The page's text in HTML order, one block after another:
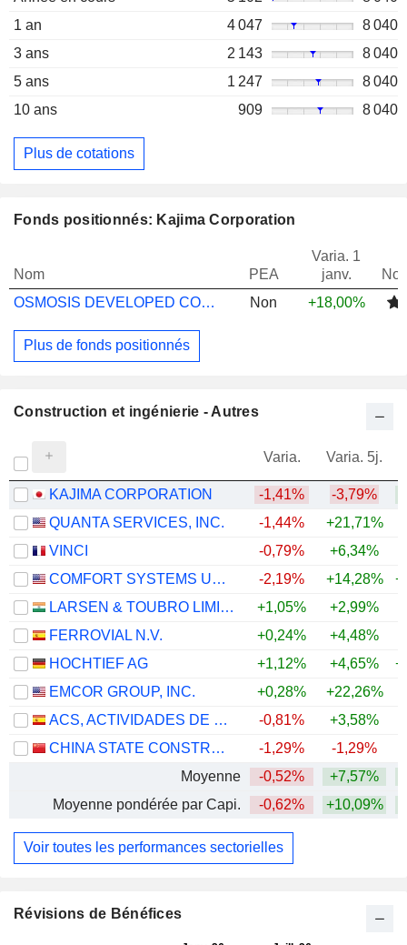
1 an
4 047
8 040
3 ans
2 143
8 040
5 ans
1 247
8 040
10 ans
909 8 040
Plus de cotations
Fonds positionnés: Kajima Corporation
Nom PEA
Varia. 1
janv.
OSMOSIS DEVELOPED CORE EQUITY TRAN A $
Non +18,00%
Plus de fonds positionnés
Construction et ingénierie - Autres
Varia. Varia. 5j.
KAJIMA CORPORATION -1,41% -3,79%
QUANTA SERVICES, INC.
-1,44% +21,71%
VINCI
-0,79% +6,34%
COMFORT SYSTEMS USA, INC.
-2,19% +14,28%
LARSEN & TOUBRO LIMITED
+1,05% +2,99%
FERROVIAL N.V.
+0,24% +4,48%
HOCHTIEF AG
+1,12% +4,65%
EMCOR GROUP, INC.
+0,28% +22,26%
ACS, ACTIVIDADES DE CONSTRUCCIÓN Y SERVICIOS, S.A.
-0,81% +3,58%
CHINA STATE CONSTRUCTION ENGINEERING CORPORATION LIMITED
-1,29% -1,29%
Moyenne
-0,52% +7,57%
Moyenne pondérée par Capi.
-0,62% +10,09%
Voir toutes les performances sectorielles
Révisions de Bénéfices